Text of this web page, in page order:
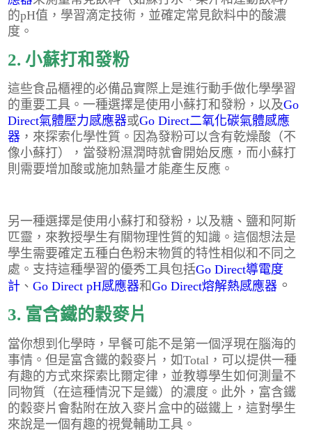
的pH值，學習滴定技術，並確定常見飲料中的酸濃
度。
2. 小蘇打和發粉
這些食品櫃裡的必備品實際上是進行動手做化學學習
的重要工具。一種選擇是使用小蘇打和發粉，以及Go
Direct氣體壓力感應器或Go Direct二氧化碳氣體感應
器 ，來探索化學性質。因為發粉可以含有乾燥酸（不
像小蘇打），當發粉濕潤時就會開始反應，而小蘇打
則需要增加酸或施加熱量才能產生反應。
另一種選擇是使用小蘇打和發粉，以及糖、鹽和阿斯
匹靈，來教授學生有關物理性質的知識。這個想法是
學生需要確定五種白色粉末物質的特性相似和不同之
處。支持這種學習的優秀工具包括Go Direct導電度
計 、Go Direct pH感應器和Go Direct熔解熱感應器 。
3. 富含鐵的穀麥片
當你想到化學時，早餐可能不是第一個浮現在腦海的
事情。但是富含鐵的穀麥片，如Total，可以提供一種
有趣的方式來探索比爾定律，並教導學生如何測量不
同物質（在這種情況下是鐵）的濃度。此外，富含鐵
的穀麥片會黏附在放入麥片盒中的磁鐵上，這對學生
來說是一個有趣的視覺輔助工具。